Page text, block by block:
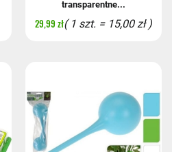
transparentne...
29,99 zł( 1 szt. = 15,00 zł )